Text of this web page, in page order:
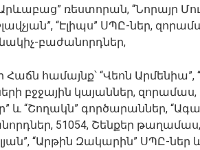
ռեստորան, “Նորայր
Փլավչյան”, “Էլիպս” ՍՊԸ-ներ,
բաժանորդներ,
Հաճն համայնք՝ “Վեոն
բջջային կայաններ,
և “Շողակն” գործարաններ,
51054, Շենքեր թաղամաս,
“Արթին Զակարին” ՍՊԸ-